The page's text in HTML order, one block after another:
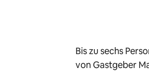
Bis zu sechs
von Gastgeber